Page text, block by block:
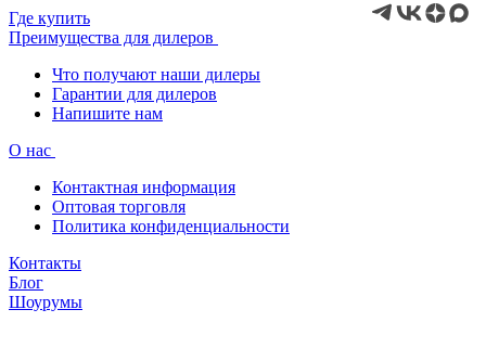
Где купить
Преимущества для дилеров
Что получают наши дилеры
Гарантии для дилеров
Напишите нам
О нас
Контактная информация
Оптовая торговля
Политика конфиденциальности
Контакты
Блог
Шоурумы